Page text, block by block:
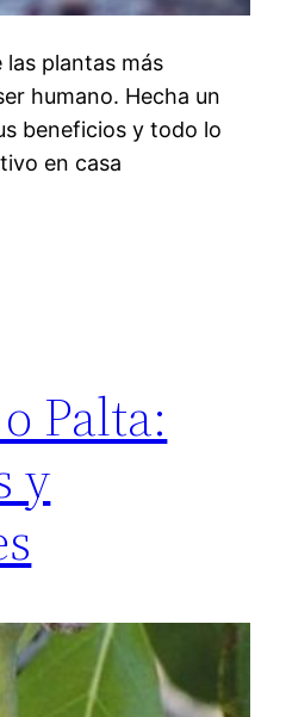
las plantas más
humano. Hecha un
beneficios y todo lo
en casa
Palta:
y